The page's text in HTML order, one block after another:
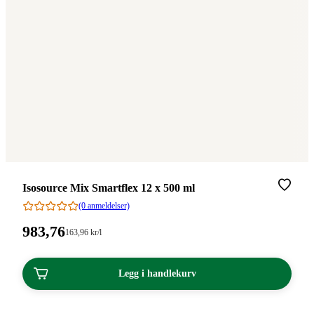
Merke:
Isosource Mix Smartflex 12 x 500 ml
(0 anmeldelser)
Pris:
kroner.
983,76Stykkpris:
kroner.
163 ,96 kr/l
Legg i handlekurv